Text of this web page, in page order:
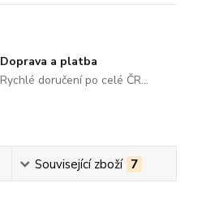
Doprava a platba
Rychlé doručení po celé ČR...
Související zboží 7